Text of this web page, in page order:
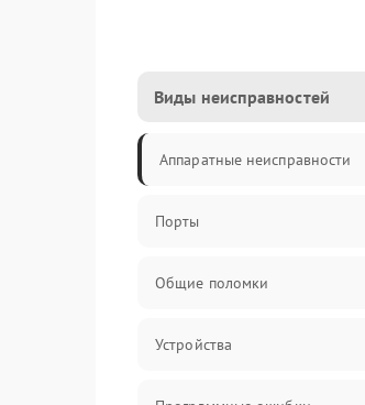
Виды неисправностей
Аппаратные неисправности
Порты
Общие поломки
Устройства